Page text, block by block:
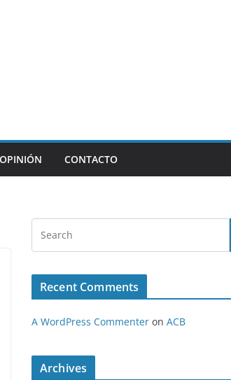
OPINIÓN CONTACTO
Recent Comments
A WordPress Commenter on ACB
Archives